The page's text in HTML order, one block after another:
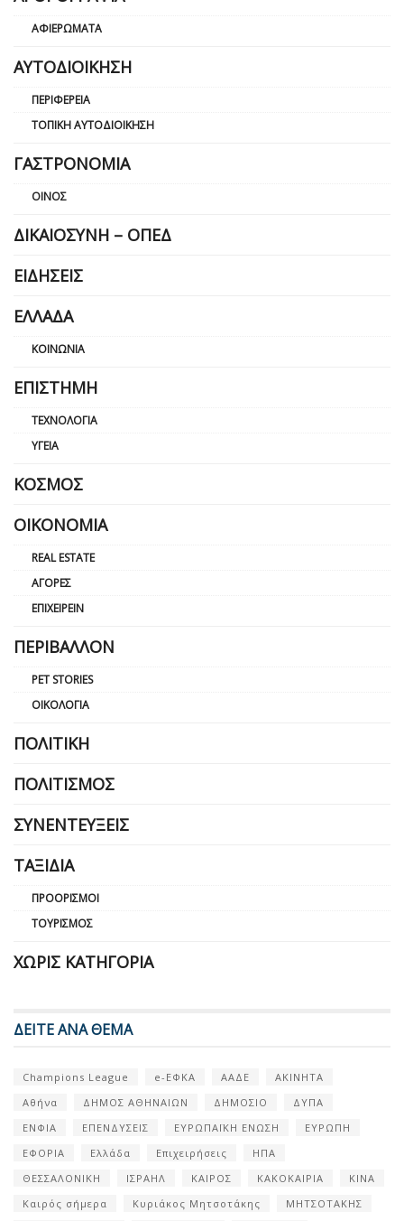
ΑΦΙΕΡΏΜΑΤΑ
ΑΥΤΟΔΙΟΊΚΗΣΗ
ΠΕΡΙΦΈΡΕΙΑ
ΤΟΠΙΚΉ ΑΥΤΟΔΙΟΊΚΗΣΗ
ΓΑΣΤΡΟΝΟΜΊΑ
ΟΊΝΟΣ
ΔΙΚΑΙΟΣΎΝΗ – ΟΠΕΔ
ΕΙΔΉΣΕΙΣ
ΕΛΛΆΔΑ
ΚΟΙΝΩΝΊΑ
ΕΠΙΣΤΉΜΗ
ΤΕΧΝΟΛΟΓΊΑ
ΥΓΕΊΑ
ΚΌΣΜΟΣ
ΟΙΚΟΝΟΜΊΑ
REAL ESTATE
ΑΓΟΡΈΣ
ΕΠΙΧΕΙΡΕΊΝ
ΠΕΡΙΒΆΛΛΟΝ
PET STORIES
ΟΙΚΟΛΟΓΊΑ
ΠΟΛΙΤΙΚΉ
ΠΟΛΙΤΙΣΜΌΣ
ΣΥΝΕΝΤΕΎΞΕΙΣ
ΤΑΞΊΔΙΑ
ΠΡΟΟΡΙΣΜΟΊ
ΤΟΥΡΙΣΜΌΣ
ΧΩΡΊΣ ΚΑΤΗΓΟΡΊΑ
ΔΕΙΤΕ ΑΝΑ ΘΕΜΑ
Champions League e-ΕΦΚΑ ΑΑΔΕ
ΑΚΙΝΗΤΑ
Αθήνα
ΔΗΜΟΣ ΑΘΗΝΑΙΩΝ ΔΗΜΟΣΙΟ
ΔΥΠΑ
ΕΝΦΙΑ
ΕΠΕΝΔΥΣΕΙΣ ΕΥΡΩΠΑΪΚΗ ΕΝΩΣΗ
ΕΥΡΩΠΗ
ΕΦΟΡΙΑ
Ελλάδα Επιχειρήσεις
ΗΠΑ
ΘΕΣΣΑΛΟΝΙΚΗ
ΙΣΡΑΗΛ ΚΑΙΡΟΣ ΚΑΚΟΚΑΙΡΙΑ
ΚΙΝΑ
Καιρός σήμερα
Κυριάκος Μητσοτάκης
ΜΗΤΣΟΤΑΚΗΣ